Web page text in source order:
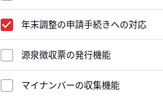
年末調整の申請手続きへの対応
源泉徴収票の発行機能
マイナンバーの収集機能